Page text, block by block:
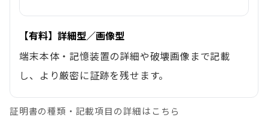
【有料】詳細型／画像型
端末本体・記憶装置の詳細や破壊画像まで記載
し、より厳密に証跡を残せます。
証明書の種類・記載項目の詳細はこちら